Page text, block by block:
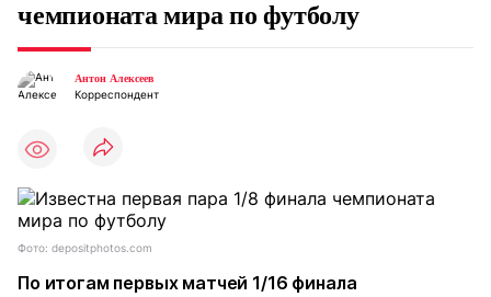
чемпионата мира по футболу
Антон Алексеев
Корреспондент
Фото: depositphotos.com
По итогам первых матчей 1/16 финала